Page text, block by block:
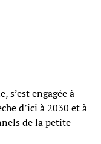
s’est engagée à
d’ici à 2030 et à
de la petite